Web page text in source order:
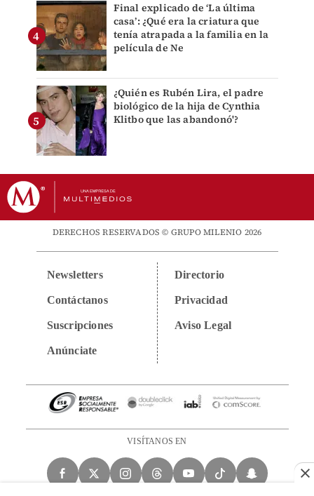
Final explicado de ‘La última
casa’: ¿Qué era la criatura que
tenía atrapada a la familia en la
película de Ne
¿Quién es Rubén Lira, el padre
biológico de la hija de Cynthia
Klitbo que las abandonó'?
DERECHOS RESERVADOS © GRUPO MILENIO 2026
Newsletters
Contáctanos
Suscripciones
Anúnciate
Directorio
Privacidad
Aviso Legal
VISÍTANOS EN